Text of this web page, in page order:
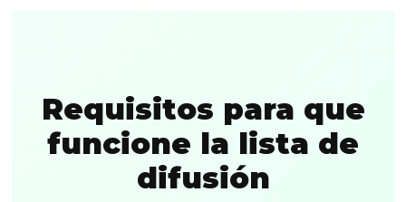
Requisitos para que
funcione la lista de
difusión